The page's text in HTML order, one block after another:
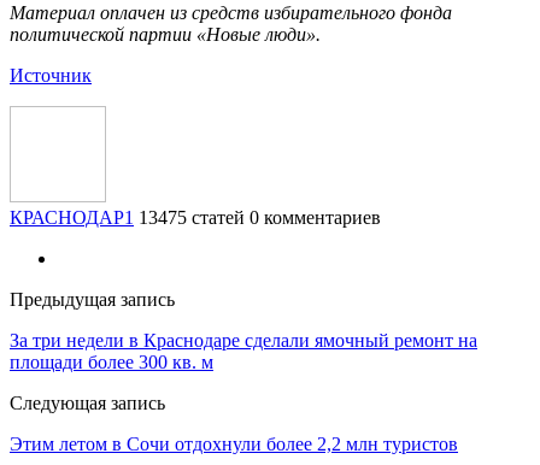
Материал оплачен из средств избирательного фонда
политической партии «Новые люди».
Источник
КРАСНОДАР1 13475 статей 0 комментариев
Предыдущая запись
За три недели в Краснодаре сделали ямочный ремонт на
площади более 300 кв. м
Следующая запись
Этим летом в Сочи отдохнули более 2,2 млн туристов